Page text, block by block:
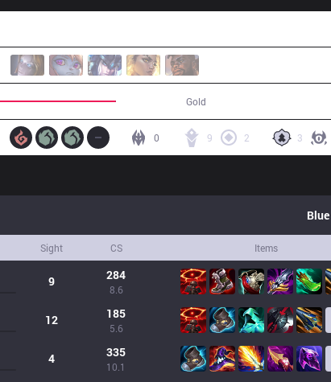
Gold
3
9 2
0
Blue
Sight CS Items
9 284
8.6
12 185
5.6
4 335
10.1